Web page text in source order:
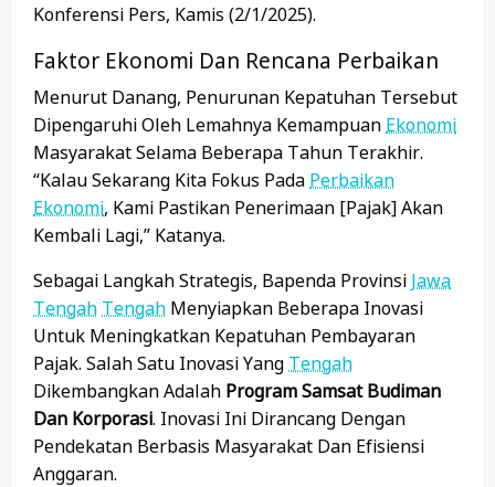
Konferensi Pers, Kamis (2/1/2025).
Faktor Ekonomi Dan Rencana Perbaikan
Menurut Danang, Penurunan Kepatuhan Tersebut
Dipengaruhi Oleh Lemahnya Kemampuan Ekonomi
Masyarakat Selama Beberapa Tahun Terakhir.
“Kalau Sekarang Kita Fokus Pada Perbaikan
Ekonomi, Kami Pastikan Penerimaan [pajak] Akan
Kembali Lagi,” Katanya.
Sebagai Langkah Strategis, Bapenda Provinsi Jawa
Tengah Tengah Menyiapkan Beberapa Inovasi
Untuk Meningkatkan Kepatuhan Pembayaran
Pajak. Salah Satu Inovasi Yang Tengah
Dikembangkan Adalah Program Samsat Budiman
Dan Korporasi. Inovasi Ini Dirancang Dengan
Pendekatan Berbasis Masyarakat Dan Efisiensi
Anggaran.